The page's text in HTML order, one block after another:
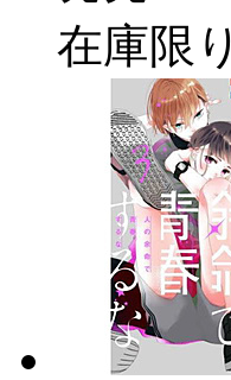
在庫限り